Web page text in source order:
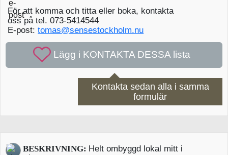
För att komma och titta eller boka, kontakta
oss på tel. 073-5414544
E-post:tomas@sensestockholm.nu
Kontakta sedan alla i samma
formulär
BESKRIVNING: Helt ombyggd lokal mitt i